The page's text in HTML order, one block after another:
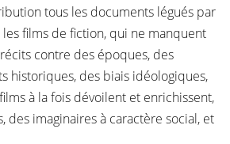
tous les documents légués par
films de fiction, qui ne manquent
contre des époques, des
historiques, des biais idéologiques,
à la fois dévoilent et enrichissent,
des imaginaires à caractère social, et